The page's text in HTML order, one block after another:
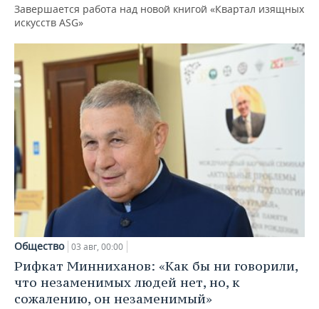
Завершается работа над новой книгой «Квартал изящных
искусств ASG»
Общество 03 авг, 00:00
Рифкат Минниханов: «Как бы ни говорили,
что незаменимых людей нет, но, к
сожалению, он незаменимый»